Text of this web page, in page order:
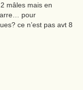
mâles mais en
pour
ce n’est pas avt 8